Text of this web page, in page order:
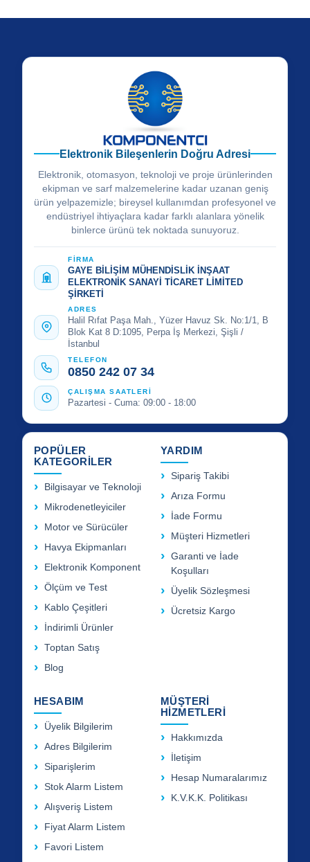
Elektronik Bileşenlerin Doğru Adresi
Elektronik, otomasyon, teknoloji ve proje ürünlerinden
ekipman ve sarf malzemelerine kadar uzanan geniş
ürün yelpazemizle; bireysel kullanımdan profesyonel ve
endüstriyel ihtiyaçlara kadar farklı alanlara yönelik
binlerce ürünü tek noktada sunuyoruz.
FİRMA
GAYE BİLİŞİM MÜHENDİSLİK İNŞAAT
ELEKTRONİK SANAYİ TİCARET LİMİTED
ŞİRKETİ
ADRES
Halil Rıfat Paşa Mah., Yüzer Havuz Sk. No:1/1, B
Blok Kat 8 D:1095, Perpa İş Merkezi, Şişli /
İstanbul
TELEFON
0850 242 07 34
ÇALIŞMA SAATLERİ
Pazartesi - Cuma: 09:00 - 18:00
POPÜLER
KATEGORİLER
Bilgisayar ve Teknoloji
Mikrodenetleyiciler
Motor ve Sürücüler
Havya Ekipmanları
Elektronik Komponent
Ölçüm ve Test
Kablo Çeşitleri
İndirimli Ürünler
Toptan Satış
Blog
YARDIM
Sipariş Takibi
Arıza Formu
İade Formu
Müşteri Hizmetleri
Garanti ve İade
Koşulları
Üyelik Sözleşmesi
Ücretsiz Kargo
HESABIM
Üyelik Bilgilerim
Adres Bilgilerim
Siparişlerim
Stok Alarm Listem
Alışveriş Listem
Fiyat Alarm Listem
Favori Listem
MÜŞTERİ
HİZMETLERİ
Hakkımızda
İletişim
Hesap Numaralarımız
K.V.K.K. Politikası